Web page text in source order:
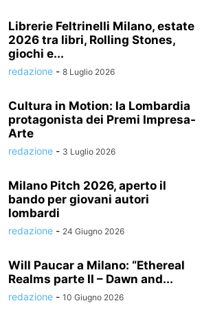
Librerie Feltrinelli Milano, estate
2026 tra libri, Rolling Stones,
giochi e...
redazione - 8 Luglio 2026
Cultura in Motion: la Lombardia
protagonista dei Premi Impresa-
Arte
redazione - 3 Luglio 2026
Milano Pitch 2026, aperto il
bando per giovani autori
lombardi
redazione - 24 Giugno 2026
Will Paucar a Milano: “Ethereal
Realms parte II – Dawn and...
redazione - 10 Giugno 2026